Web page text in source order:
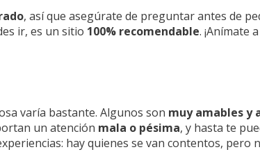
, así que asegúrate de preguntar antes de
ir, es un sitio 100% recomendable. ¡Anímate a
varía bastante. Algunos son muy amables y
un atención mala o pésima, y hasta te
hay quienes se van contentos, pero